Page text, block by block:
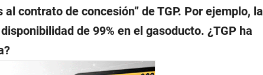
contrato de concesión” de TGP. Por ejemplo, la
de 99% en el gasoducto. ¿TGP ha